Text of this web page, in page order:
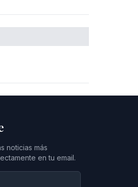
noticias más
en tu email.